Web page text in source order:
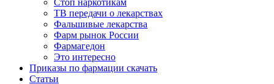
Стоп наркотикам
ТВ передачи о лекарствах
Фальшивые лекарства
Фарм рынок России
Фармагедон
Это интересно
Приказы по фармации скачать
Статьи